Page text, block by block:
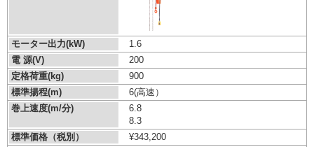
モーター出力(kW)
1.6
電 源(V)
200
定格荷重(kg)
900
標準揚程(m)
6(高速）
巻上速度(m/分)
6.8
8.3
標準価格（税別）
¥343,200